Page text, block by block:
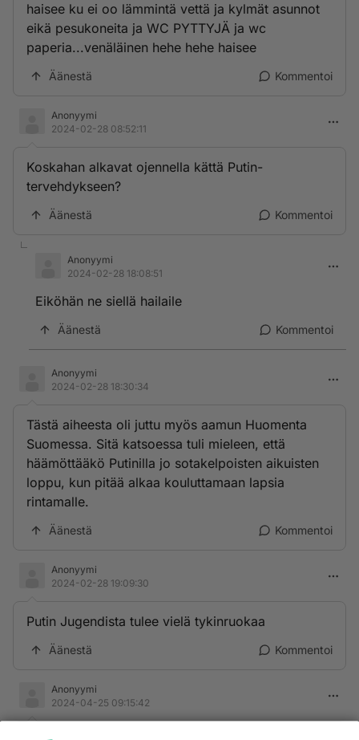
haisee ku ei oo lämmintä vettä ja kylmät asunnot
eikä pesukoneita ja WC PYTTYJÄ ja wc
paperia...venäläinen hehe hehe haisee
Äänestä Kommentoi
Anonyymi
2024-02-28 08:52:11
Koskahan alkavat ojennella kättä Putin-
tervehdykseen?
Äänestä Kommentoi
Anonyymi
2024-02-28 18:08:51
Eiköhän ne siellä hailaile
Äänestä Kommentoi
Anonyymi
2024-02-28 18:30:34
Tästä aiheesta oli juttu myös aamun Huomenta
Suomessa. Sitä katsoessa tuli mieleen, että
häämöttääkö Putinilla jo sotakelpoisten aikuisten
loppu, kun pitää alkaa kouluttamaan lapsia
rintamalle.
Äänestä Kommentoi
Anonyymi
2024-02-28 19:09:30
Putin Jugendista tulee vielä tykinruokaa
Äänestä Kommentoi
Anonyymi
2024-04-25 09:15:42